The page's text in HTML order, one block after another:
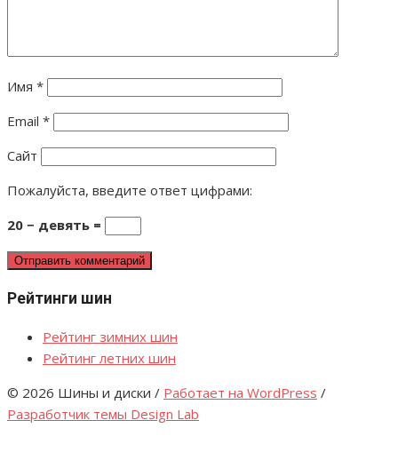
Имя *
Email *
Сайт
Пожалуйста, введите ответ цифрами:
20 − девять =
Рейтинги шин
Рейтинг зимних шин
Рейтинг летних шин
© 2026 Шины и диски / Работает на WordPress /
Разработчик темы Design Lab